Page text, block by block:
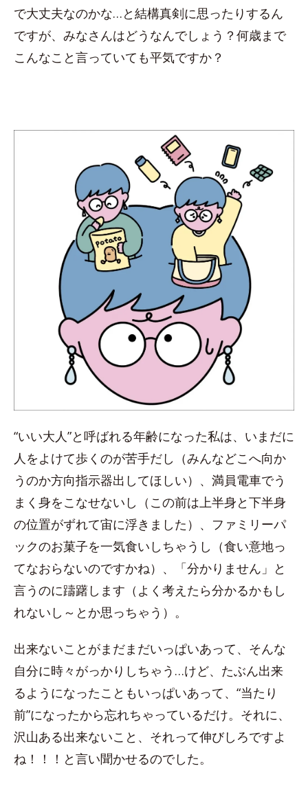
で大丈夫なのかな…と結構真剣に思ったりするん
ですが、みなさんはどうなんでしょう？何歳まで
こんなこと言っていても平気ですか？
“いい大人”と呼ばれる年齢になった私は、いまだに
人をよけて歩くのが苦手だし（みんなどこへ向か
うのか方向指示器出してほしい）、満員電車でう
まく身をこなせないし（この前は上半身と下半身
の位置がずれて宙に浮きました）、ファミリーパ
ックのお菓子を一気食いしちゃうし（食い意地っ
てなおらないのですかね）、「分かりません」と
言うのに躊躇します（よく考えたら分かるかもし
れないし～とか思っちゃう）。
出来ないことがまだまだいっぱいあって、そんな
自分に時々がっかりしちゃう…けど、たぶん出来
るようになったこともいっぱいあって、“当たり
前”になったから忘れちゃっているだけ。それに、
沢山ある出来ないこと、それって伸びしろですよ
ね！！！と言い聞かせるのでした。